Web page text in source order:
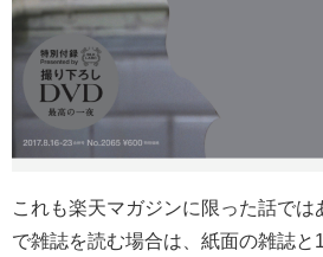
これも楽天マガジンに限った話では
で雑誌を読む場合は、紙面の雑誌と